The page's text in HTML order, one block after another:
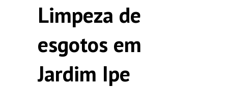
Limpeza de
esgotos em
Jardim Ipe